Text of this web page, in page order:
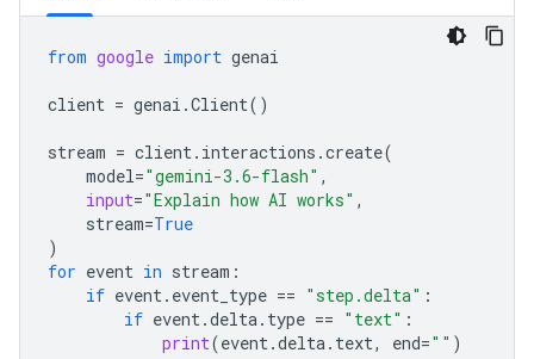
from google import genai
client = genai .Client()
stream = client. interactions .create(
model="gemini-3.6-flash" ,
input="Explain how AI works" ,
stream=True
)
for event in stream :
if event. event_type == "step.delta" :
if event.delta. type == "text" :
print(event.delta. text, end="" )